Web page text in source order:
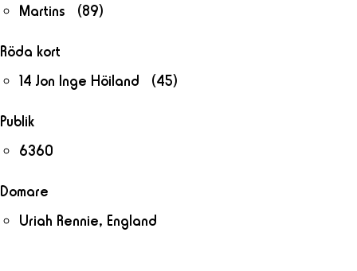
Martins (89)
Röda kort
14 Jon Inge Höiland (45)
Publik
6360
Domare
Uriah Rennie, England